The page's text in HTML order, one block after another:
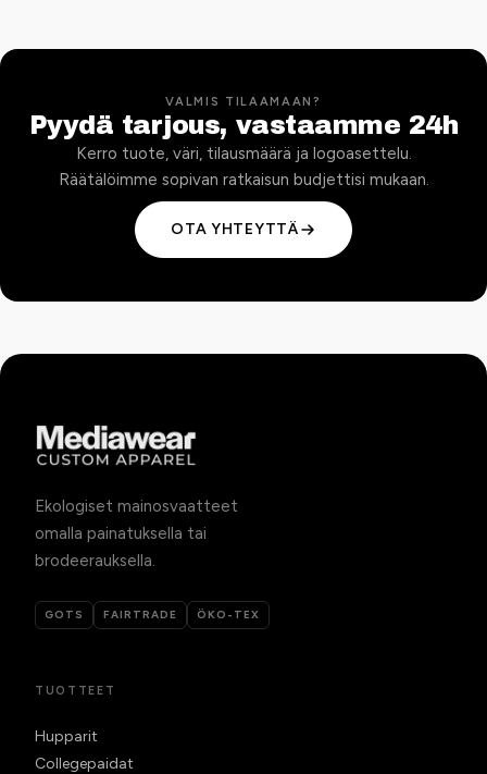
VALMIS TILAAMAAN?
Pyydä tarjous, vastaamme 24h
Kerro tuote, väri, tilausmäärä ja logoasettelu.
Räätälöimme sopivan ratkaisun budjettisi mukaan.
OTA YHTEYTTÄ
Ekologiset mainosvaatteet
omalla painatuksella tai
brodeerauksella.
GOTS FAIRTRADE ÖKO-TEX
TUOTTEET
Hupparit
Collegepaidat